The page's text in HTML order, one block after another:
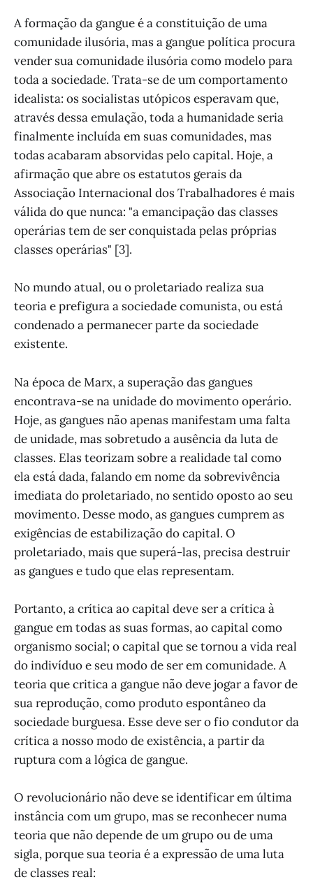
A formação da gangue é a constituição de uma
comunidade ilusória, mas a gangue política procura
vender sua comunidade ilusória como modelo para
toda a sociedade. Trata-se de um comportamento
idealista: os socialistas utópicos esperavam que,
através dessa emulação, toda a humanidade seria
finalmente incluída em suas comunidades, mas
todas acabaram absorvidas pelo capital. Hoje, a
afirmação que abre os estatutos gerais da
Associação Internacional dos Trabalhadores é mais
válida do que nunca: "a emancipação das classes
operárias tem de ser conquistada pelas próprias
classes operárias" [3].
No mundo atual, ou o proletariado realiza sua
teoria e prefigura a sociedade comunista, ou está
condenado a permanecer parte da sociedade
existente.
Na época de Marx, a superação das gangues
encontrava-se na unidade do movimento operário.
Hoje, as gangues não apenas manifestam uma falta
de unidade, mas sobretudo a ausência da luta de
classes. Elas teorizam sobre a realidade tal como
ela está dada, falando em nome da sobrevivência
imediata do proletariado, no sentido oposto ao seu
movimento. Desse modo, as gangues cumprem as
exigências de estabilização do capital. O
proletariado, mais que superá-las, precisa destruir
as gangues e tudo que elas representam.
Portanto, a crítica ao capital deve ser a crítica à
gangue em todas as suas formas, ao capital como
organismo social; o capital que se tornou a vida real
do indivíduo e seu modo de ser em comunidade. A
teoria que critica a gangue não deve jogar a favor de
sua reprodução, como produto espontâneo da
sociedade burguesa. Esse deve ser o fio condutor da
crítica a nosso modo de existência, a partir da
ruptura com a lógica de gangue.
O revolucionário não deve se identificar em última
instância com um grupo, mas se reconhecer numa
teoria que não depende de um grupo ou de uma
sigla, porque sua teoria é a expressão de uma luta
de classes real: